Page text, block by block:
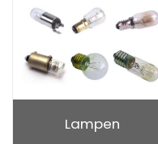
Lampen